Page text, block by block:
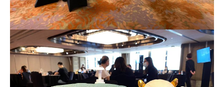
迎
新
項
H
K
增加至19種飛行常客計劃或酒店獎勵計劃，拎嚟兌換
里數或者酒店staycation都得！
八達通增值及eBanking繳費都有回贈
HSBC信用卡優惠夠多夠密
滙豐EveryMile信用卡仲送埋每年 HSBC免費旅遊保險
免費機場貴賓室 機場酒吧Intervals俾你玩